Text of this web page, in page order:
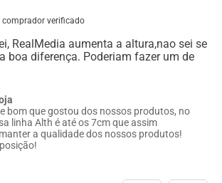
comprador verificado
RealMedia aumenta a altura,nao sei se
boa diferença. Poderiam fazer um de
bom que gostou dos nossos produtos, no
linha Alth é até os 7cm que assim
a qualidade dos nossos produtos!